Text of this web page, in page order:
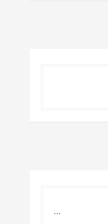
…